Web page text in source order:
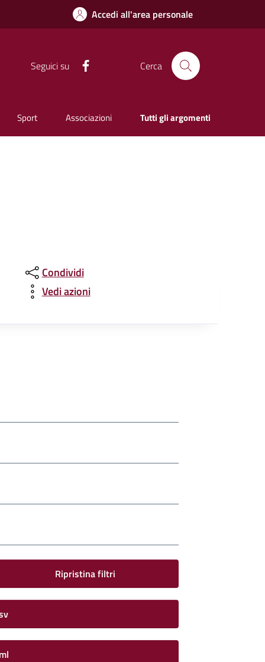
Accedi all'area personale
Seguici su Cerca
Sport Associazioni Tutti gli argomenti
Condividi
Vedi azioni
Ripristina filtri